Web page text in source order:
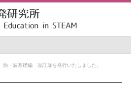
・波基礎編 改訂版を発行いたしました。